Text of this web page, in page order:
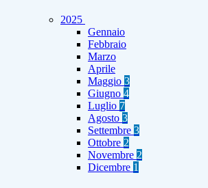
2025
Gennaio
Febbraio
Marzo
Aprile
Maggio 3
Giugno 4
Luglio 7
Agosto 3
Settembre 3
Ottobre 2
Novembre 2
Dicembre 1